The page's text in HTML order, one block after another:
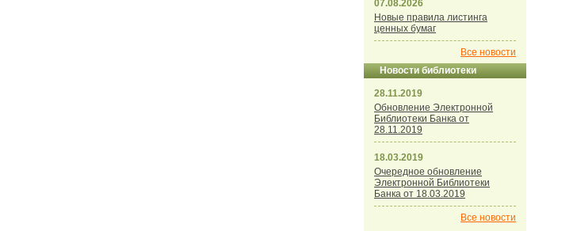
07.08.2026
Новые правила листинга
ценных бумаг
Все новости
Новости библиотеки
28.11.2019
Обновление Электронной
Библиотеки Банка от
28.11.2019
18.03.2019
Очередное обновление
Электронной Библиотеки
Банка от 18.03.2019
Все новости